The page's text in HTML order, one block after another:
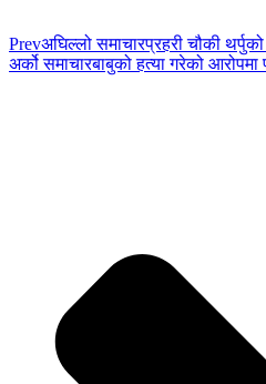
Prevअघिल्लो समाचारप्रहरी चौकी
अर्को समाचारबाबुको हत्या गरेको आरोपमा